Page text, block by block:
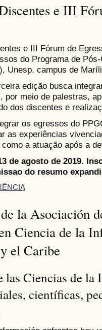
e III
e III Fórum de
do Programa de
Unesp, campus de
edição busca
por meio de palestras,
dos discentes e
os egressos do
as experiências
a atuação após a
de agosto de 2019.
do resumo
la Asociación
Ciencia de la
el Caribe
las Ciencias de la
científicas,